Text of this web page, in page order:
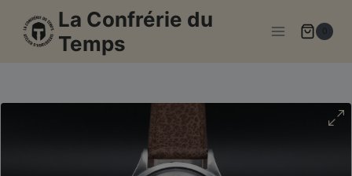
contenu
La Confrérie du
Temps